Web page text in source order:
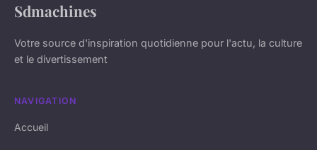
Sdmachines
Votre source d'inspiration quotidienne pour l'actu, la culture
et le divertissement
NAVIGATION
Accueil